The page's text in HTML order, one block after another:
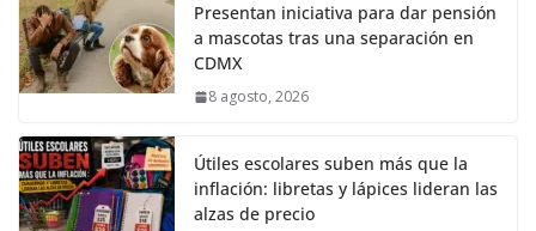
Presentan iniciativa para dar pensión
a mascotas tras una separación en
CDMX
8 agosto, 2026
Útiles escolares suben más que la
inflación: libretas y lápices lideran las
alzas de precio